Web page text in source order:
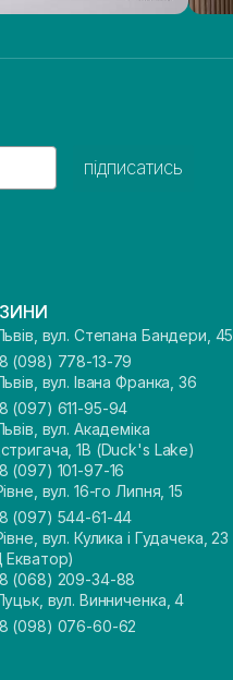
підписатись
вул. Степана Бандери, 45
(098) 778-13-79
вул. Івана Франка, 36
(097) 611-95-94
вул. Академіка
1В (Duck's Lake)
(097) 101-97-16
вул. 16-го Липня, 15
(097) 544-61-44
вул. Кулика і Гудачека, 23
Екватор)
(068) 209-34-88
вул. Винниченка, 4
(098) 076-60-62